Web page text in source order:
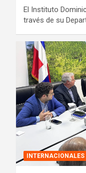
El Instituto
través de su
INTERNACIONALES